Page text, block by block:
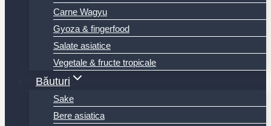
Carne Wagyu
Gyoza & fingerfood
Salate asiatice
Vegetale & fructe tropicale
Băuturi
Sake
Bere asiatica